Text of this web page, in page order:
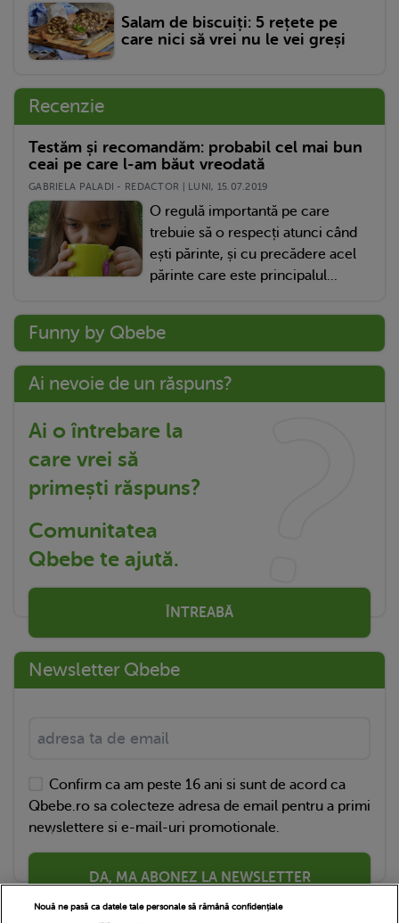
Salam de biscuiți: 5 rețete pe
care nici să vrei nu le vei greși
Recenzie
Testăm și recomandăm: probabil cel mai bun
ceai pe care l-am băut vreodată
GABRIELA PALADI - REDACTOR | LUNI, 15.07.2019
O regulă importantă pe care
trebuie să o respecți atunci când
ești părinte, și cu precădere acel
părinte care este principalul...
Funny by Qbebe
Ai nevoie de un răspuns?
Ai o întrebare la
care vrei să
primești răspuns?
Comunitatea
Qbebe te ajută.
ÎNTREABĂ
Newsletter Qbebe
Confirm ca am peste 16 ani si sunt de acord ca
Qbebe.ro sa colecteze adresa de email pentru a primi
newslettere si e-mail-uri promotionale.
DA, MA ABONEZ LA NEWSLETTER
Nouă ne pasă ca datele tale personale să rămână confidențiale